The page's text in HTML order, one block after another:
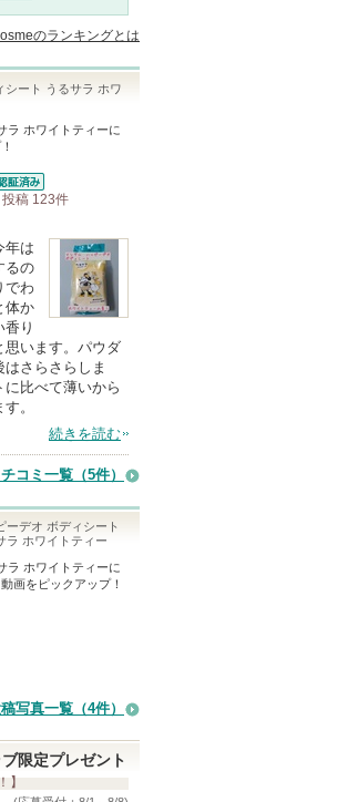
のランキングとは
シート うるサラ ホワ
ラ ホワイトティーに
済稿 123件
年は
るの
でわ
体か
香り
思います。パウダ
さらさらしま
比べて薄いから
。
続きを読む
コミ一覧 （5件）
ーデオ ボディシート
ラ ホワイトティー
ラ ホワイトティーに
画をピックアップ！
写真一覧（4件）
限定プレゼント
】